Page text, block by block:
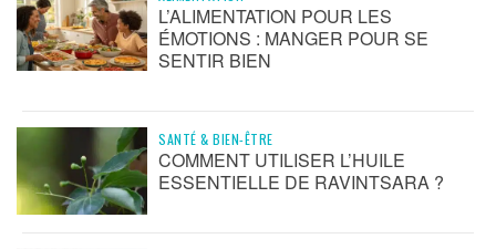
L’ALIMENTATION POUR LES
ÉMOTIONS : MANGER POUR SE
SENTIR BIEN
SANTÉ & BIEN-ÊTRE
COMMENT UTILISER L’HUILE
ESSENTIELLE DE RAVINTSARA ?